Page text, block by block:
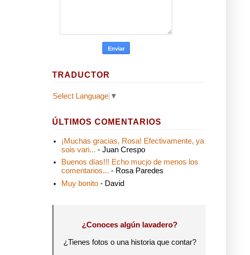
TRADUCTOR
Select Language ▼
ÚLTIMOS COMENTARIOS
¡Muchas gracias, Rosa! Efectivamente, ya
sois vari... - Juan Crespo
Buenos días!!! Echo mucjo de menos los
comentarios... - Rosa Paredes
Muy bonito - David
¿Conoces algún lavadero?
¿Tienes fotos o una historia que contar?